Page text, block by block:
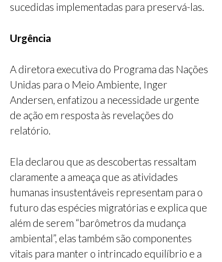
sucedidas implementadas para preservá-las.
Urgência
A diretora executiva do Programa das Nações
Unidas para o Meio Ambiente, Inger
Andersen, enfatizou a necessidade urgente
de ação em resposta às revelações do
relatório.
Ela declarou que as descobertas ressaltam
claramente a ameaça que as atividades
humanas insustentáveis representam para o
futuro das espécies migratórias e explica que
além de serem “barômetros da mudança
ambiental”, elas também são componentes
vitais para manter o intrincado equilíbrio e a